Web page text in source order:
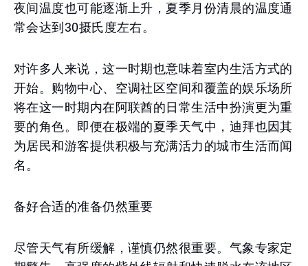
夜间温度也可能逐渐上升，夏季月份清晨的温度通
常会达到30摄氏度左右。
对许多人来说，这一时期也意味着室内生活方式的
开始。购物中心、空调社区空间和覆盖的娱乐场所
将在这一时期内在阿联酋的日常生活中扮演更为重
要的角色。即便在极端的夏季天气中，迪拜也因其
为居民和游客提供积极与充满活力的城市生活而闻
名。
备好合适的准备仍然重要
尽管天气有所缓解，谨慎仍然很重要。气象专家定